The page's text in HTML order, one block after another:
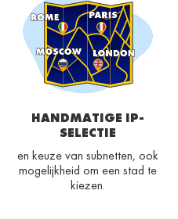
HANDMATIGE IP-
SELECTIE
en keuze van subnetten, ook
mogelijkheid om een stad te
kiezen.